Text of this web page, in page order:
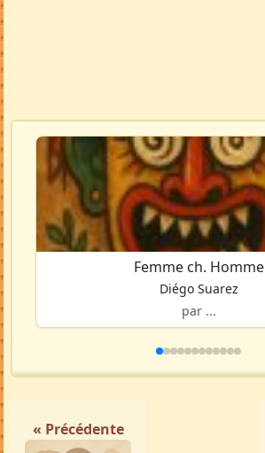
Femme ch. Homme
Diégo Suarez
par ...
« Précédente